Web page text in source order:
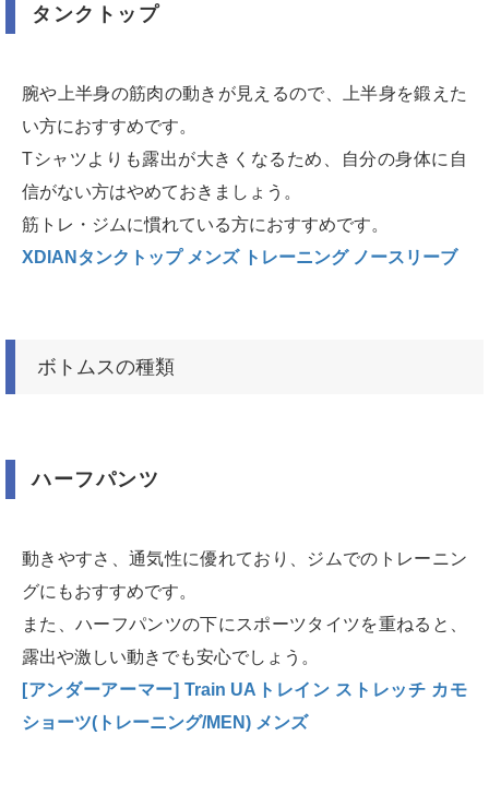
タンクトップ
腕や上半身の筋肉の動きが見えるので、上半身を鍛えた
い方におすすめです。
Tシャツよりも露出が大きくなるため、自分の身体に自
信がない方はやめておきましょう。
筋トレ・ジムに慣れている方におすすめです。
XDIANタンクトップ メンズ トレーニング ノースリーブ
ボトムスの種類
ハーフパンツ
動きやすさ、通気性に優れており、ジムでのトレーニン
グにもおすすめです。
また、ハーフパンツの下にスポーツタイツを重ねると、
露出や激しい動きでも安心でしょう。
[アンダーアーマー] Train UAトレイン ストレッチ カモ
ショーツ(トレーニング/MEN) メンズ